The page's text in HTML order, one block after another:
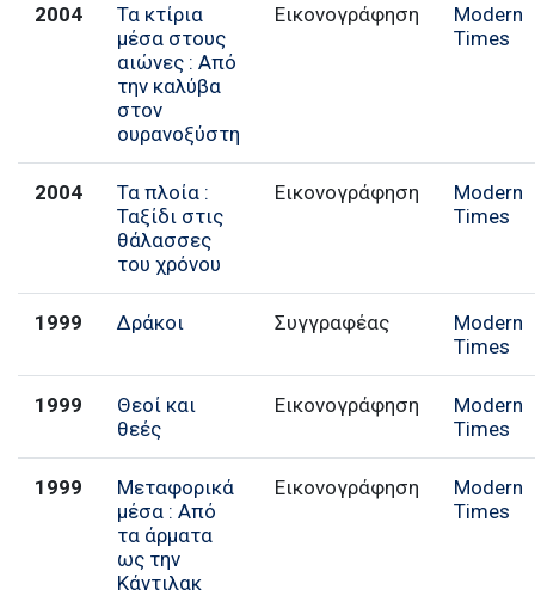
2004
Τα κτίρια
μέσα στους
αιώνες : Από
την καλύβα
στον
ουρανοξύστη
Εικονογράφηση
Modern
Times
2004
Τα πλοία :
Ταξίδι στις
θάλασσες
του χρόνου
Εικονογράφηση
Modern
Times
1999 Δράκοι Συγγραφέας
Modern
Times
1999
Θεοί και
θεές
Εικονογράφηση
Modern
Times
1999
Μεταφορικά
μέσα : Από
τα άρματα
ως την
Κάντιλακ
Εικονογράφηση
Modern
Times